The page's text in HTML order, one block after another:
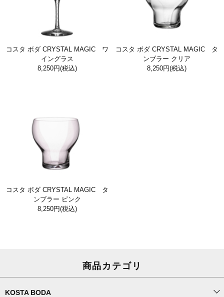
コスタ ボダ CRYSTAL MAGIC ワ
イングラス
8,250円(税込)
コスタ ボダ CRYSTAL MAGIC タ
ンブラー クリア
8,250円(税込)
コスタ ボダ CRYSTAL MAGIC タ
ンブラー ピンク
8,250円(税込)
商品カテゴリ
KOSTA BODA